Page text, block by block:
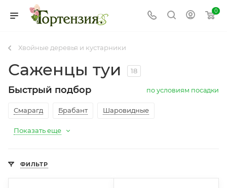
0
Хвойные деревья и кустарники
Саженцы туи 18
Быстрый подбор по условиям посадки
Смарагд Брабант Шаровидные
Показать еще
ФИЛЬТР